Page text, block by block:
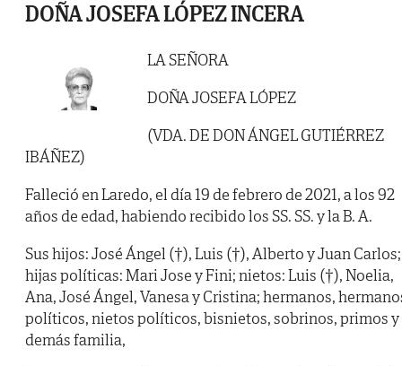
DOÑA JOSEFA LÓPEZ INCERA
LA SEÑORA
DOÑA JOSEFA LÓPEZ
(VDA. DE DON ÁNGEL GUTIÉRREZ
IBÁÑEZ)
Falleció en Laredo, el día 19 de febrero de 2021, a los 92
años de edad, habiendo recibido los SS. SS. y la B. A.
Sus hijos: José Ángel (†), Luis (†), Alberto y Juan Carlos;
hijas políticas: Mari Jose y Fini; nietos: Luis (†), Noelia,
Ana, José Ángel, Vanesa y Cristina; hermanos,
políticos, nietos políticos, bisnietos, sobrinos, primos y
demás familia,